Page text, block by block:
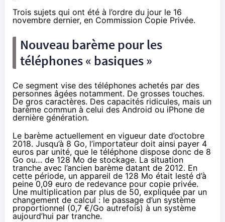
Trois sujets qui ont été à l’ordre du jour le 16
novembre dernier, en Commission Copie Privée.
Nouveau barème pour les
téléphones « basiques »
Ce segment vise des téléphones achetés par des
personnes âgées notamment. De grosses touches.
De gros caractères. Des capacités ridicules, mais un
barème commun à celui des Android ou iPhone de
dernière génération.
Le barème actuellement en vigueur date d’octobre
2018. Jusqu’à 8 Go, l’importateur doit ainsi payer 4
euros par unité, que le téléphone dispose donc de 8
Go ou… de 128 Mo de stockage. La situation
tranche avec l’ancien barème datant de 2012. En
cette période, un appareil de 128 Mo était lesté d’à
peine 0,09 euro de redevance pour copie privée.
Une multiplication par plus de 50, expliquée par un
changement de calcul : le passage d’un système
proportionnel (0,7 €/Go autrefois) à un système
aujourd’hui par tranche.